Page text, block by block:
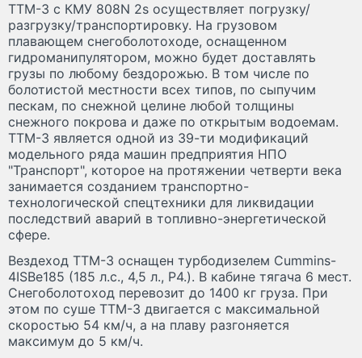
ТТМ-3 с КМУ 808N 2s осуществляет погрузку/
разгрузку/транспортировку. На грузовом
плавающем снегоболотоходе, оснащенном
гидроманипулятором, можно будет доставлять
грузы по любому бездорожью. В том числе по
болотистой местности всех типов, по сыпучим
пескам, по снежной целине любой толщины
снежного покрова и даже по открытым водоемам.
ТТМ-3 является одной из 39-ти модификаций
модельного ряда машин предприятия НПО
"Транспорт", которое на протяжении четверти века
занимается созданием транспортно-
технологической спецтехники для ликвидации
последствий аварий в топливно-энергетической
сфере.
Вездеход ТТМ-3 оснащен турбодизелем Cummins-
4ISBe185 (185 л.с., 4,5 л., Р4.). В кабине тягача 6 мест.
Снегоболотоход перевозит до 1400 кг груза. При
этом по суше ТТМ-3 двигается с максимальной
скоростью 54 км/ч, а на плаву разгоняется
максимум до 5 км/ч.